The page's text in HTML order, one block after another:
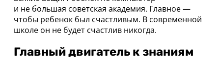
и не большая советская академия. Главное —
чтобы ребенок был счастливым. В современной
школе он не будет счастлив никогда.
Главный двигатель к знаниям